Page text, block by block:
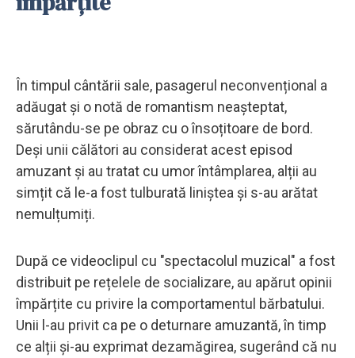
În timpul cântării sale, pasagerul neconvențional a
adăugat și o notă de romantism neașteptat,
sărutându-se pe obraz cu o însoțitoare de bord.
Deși unii călători au considerat acest episod
amuzant și au tratat cu umor întâmplarea, alții au
simțit că le-a fost tulburată liniștea și s-au arătat
nemulțumiți.
După ce videoclipul cu "spectacolul muzical" a fost
distribuit pe rețelele de socializare, au apărut opinii
împărțite cu privire la comportamentul bărbatului.
Unii l-au privit ca pe o deturnare amuzantă, în timp
ce alții și-au exprimat dezamăgirea, sugerând că nu